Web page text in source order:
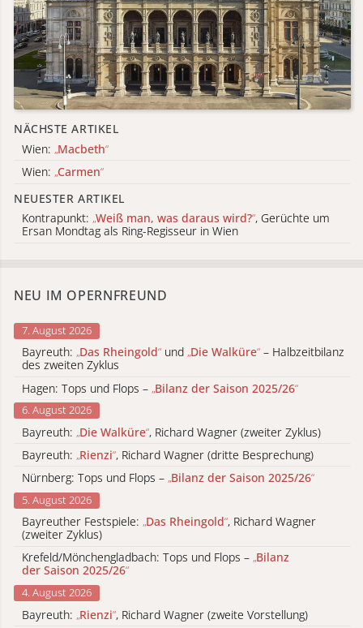
NÄCHSTE ARTIKEL
Wien: „Macbeth“
Wien: „Carmen“
NEUESTER ARTIKEL
Kontrapunkt: „Weiß man, was daraus wird?“, Gerüchte um
Ersan Mondtag als Ring-Regisseur in Wien
NEU IM OPERNFREUND
7. August 2026
Bayreuth: „Das Rheingold“ und „Die Walküre“ – Halbzeitbilanz
des zweiten Zyklus
Hagen: Tops und Flops – „Bilanz der Saison 2025/26“
6. August 2026
Bayreuth: „Die Walküre“, Richard Wagner (zweiter Zyklus)
Bayreuth: „Rienzi“, Richard Wagner (dritte Besprechung)
Nürnberg: Tops und Flops – „Bilanz der Saison 2025/26“
5. August 2026
Bayreuther Festspiele: „Das Rheingold“, Richard Wagner
(zweiter Zyklus)
Krefeld/Mönchengladbach: Tops und Flops – „Bilanz
der Saison 2025/26“
4. August 2026
Bayreuth: „Rienzi“, Richard Wagner (zweite Vorstellung)